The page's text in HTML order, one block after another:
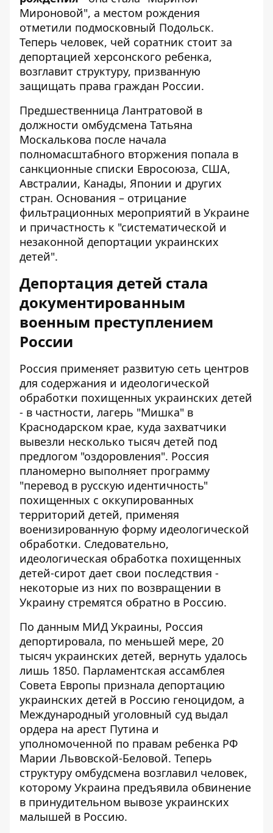
Мироновой", а местом рождения
отметили подмосковный Подольск.
Теперь человек, чей соратник стоит за
депортацией херсонского ребенка,
возглавит структуру, призванную
защищать права граждан России.
Предшественница Лантратовой в
должности омбудсмена Татьяна
Москалькова после начала
полномасштабного вторжения попала в
санкционные списки Евросоюза, США,
Австралии, Канады, Японии и других
стран. Основания – отрицание
фильтрационных мероприятий в Украине
и причастность к "систематической и
незаконной депортации украинских
детей".
Депортация детей стала
документированным
военным преступлением
России
Россия применяет развитую сеть центров
для содержания и идеологической
обработки похищенных украинских детей
- в частности, лагерь "Мишка" в
Краснодарском крае, куда захватчики
вывезли несколько тысяч детей под
предлогом "оздоровления". Россия
планомерно выполняет программу
"перевод в русскую идентичность"
похищенных с оккупированных
территорий детей, применяя
военизированную форму идеологической
обработки. Следовательно,
идеологическая обработка похищенных
детей-сирот дает свои последствия -
некоторые из них по возвращении в
Украину стремятся обратно в Россию.
По данным МИД Украины, Россия
депортировала, по меньшей мере, 20
тысяч украинских детей, вернуть удалось
лишь 1850. Парламентская ассамблея
Совета Европы признала депортацию
украинских детей в Россию геноцидом, а
Международный уголовный суд выдал
ордера на арест Путина и
уполномоченной по правам ребенка РФ
Марии Львовской-Беловой. Теперь
структуру омбудсмена возглавил человек,
которому Украина предъявила обвинение
в принудительном вывозе украинских
малышей в Россию.